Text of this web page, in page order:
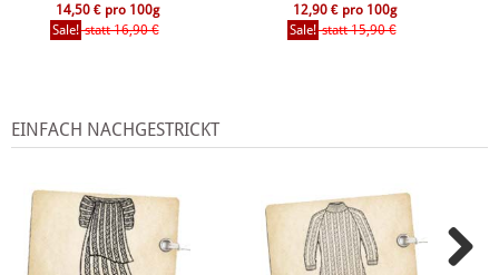
14,50 € pro 100g
Sale!statt 16,90 €
12,90 € pro 100g
Sale!statt 15,90 €
EINFACH NACHGESTRICKT